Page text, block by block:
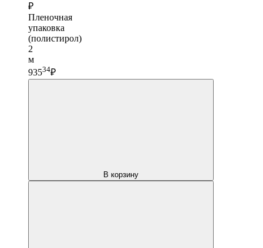
₽
Пленочная
упаковка
(полистирол)
2
м
93534₽
В корзину